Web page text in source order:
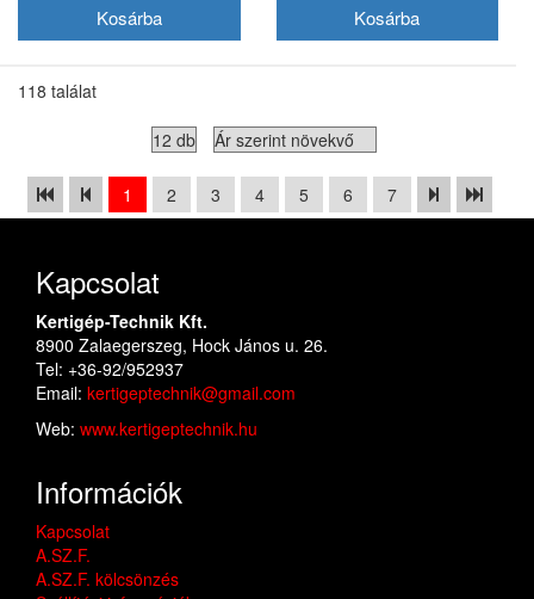
118 találat
1 2 3 4 5 6 7
Kapcsolat
Kertigép-Technik Kft.
8900 Zalaegerszeg, Hock János u. 26.
Tel: +36-92/952937
Email: kertigeptechnik@gmail.com
Web: www.kertigeptechnik.hu
Információk
Kapcsolat
A.SZ.F.
A.SZ.F. kölcsönzés